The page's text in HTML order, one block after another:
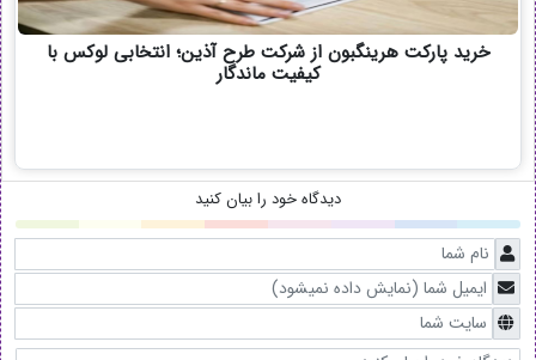
خرید پارکت هرینگبون از شرکت طرح آذین؛ انتخابی لوکس با
کیفیت ماندگار
دیدگاه خود را بیان کنید